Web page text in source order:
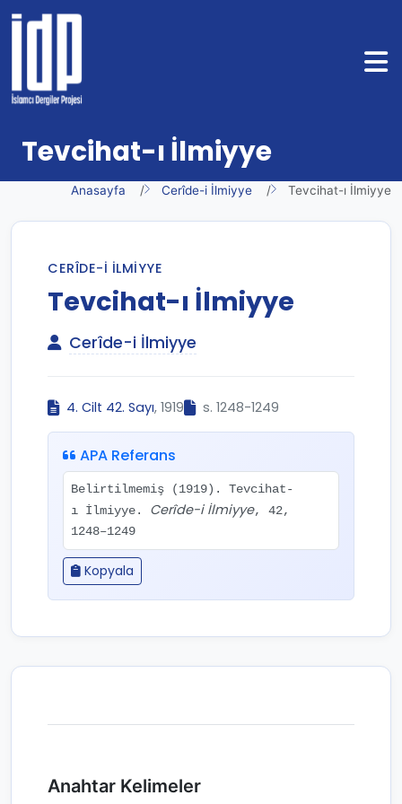
Tevcihat-ı İlmiyye
Anasayfa Cerîde-i İlmiyye Tevcihat-ı İlmiyye
CERÎDE-I İLMIYYE
Tevcihat-ı İlmiyye
Cerîde-i İlmiyye
4. Cilt 42. Sayı, 1919 s. 1248-1249
APA Referans
Belirtilmemiş (1919). Tevcihat-
ı İlmiyye. Cerîde-i İlmiyye, 42,
1248–1249
Kopyala
Anahtar Kelimeler